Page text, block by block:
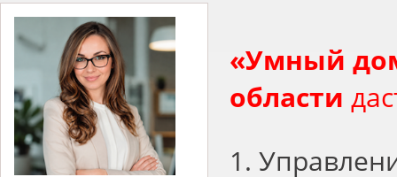
«Умный
области
1.